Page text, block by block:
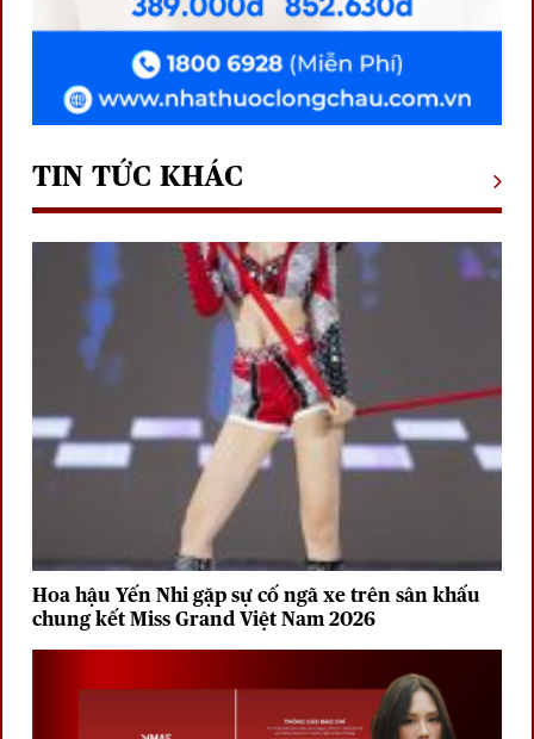
TIN TỨC KHÁC
Hoa hậu Yến Nhi gặp sự cố ngã xe trên sân khấu
chung kết Miss Grand Việt Nam 2026